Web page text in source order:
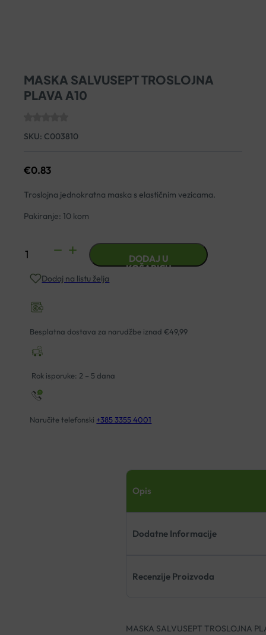
MASKA SALVUSEPT TROSLOJNA
PLAVA A10
SKU: C003810
€0.83
Troslojna jednokratna maska s elastičnim vezicama.
Pakiranje: 10 kom
MASKA
TROSLOJNA
A10
količina
DODAJ U
KOŠARICU
Dodaj na listu želja
Besplatna dostava za narudžbe iznad €49,99
Rok isporuke: 2 – 5 dana
Naručite telefonski +385 3355 4001
Opis
Dodatne Informacije
Recenzije Proizvoda
MASKA SALVUSEPT TROSLOJNA